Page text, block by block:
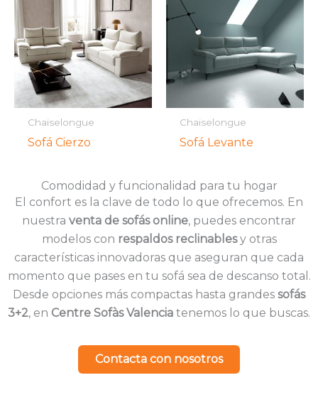
Chaiselongue
Sofá Cierzo
Chaiselongue
Sofá Levante
Comodidad y funcionalidad para tu hogar
El confort es la clave de todo lo que ofrecemos. En
nuestra venta de sofás online, puedes encontrar
modelos con respaldos reclinablesy otras
características innovadoras que aseguran que cada
momento que pases en tu sofá sea de descanso total.
Desde opciones más compactas hasta grandes sofás
3+2, en Centre Sofàs Valencia tenemos lo que buscas.
Contacta con nosotros